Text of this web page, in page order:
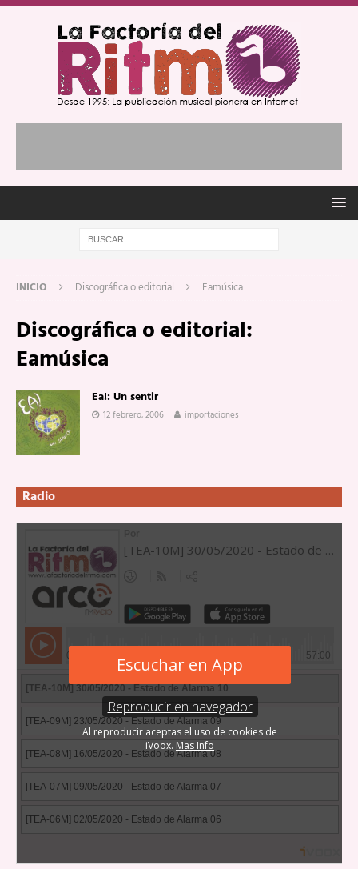
INICIO Discográfica o editorial Eamúsica
Discográfica o editorial:
Eamúsica
Ea!: Un sentir
12 febrero, 2006 importaciones
Radio